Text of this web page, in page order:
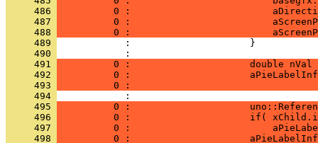
     486
0 :
     487
0 :
     488
0 :
     489
     490
     491
0 :                     double
     492
0 :
     493
0 :
     494
     495
0 :
     496
0 :                     if(
     497
0 :
     498
0 :